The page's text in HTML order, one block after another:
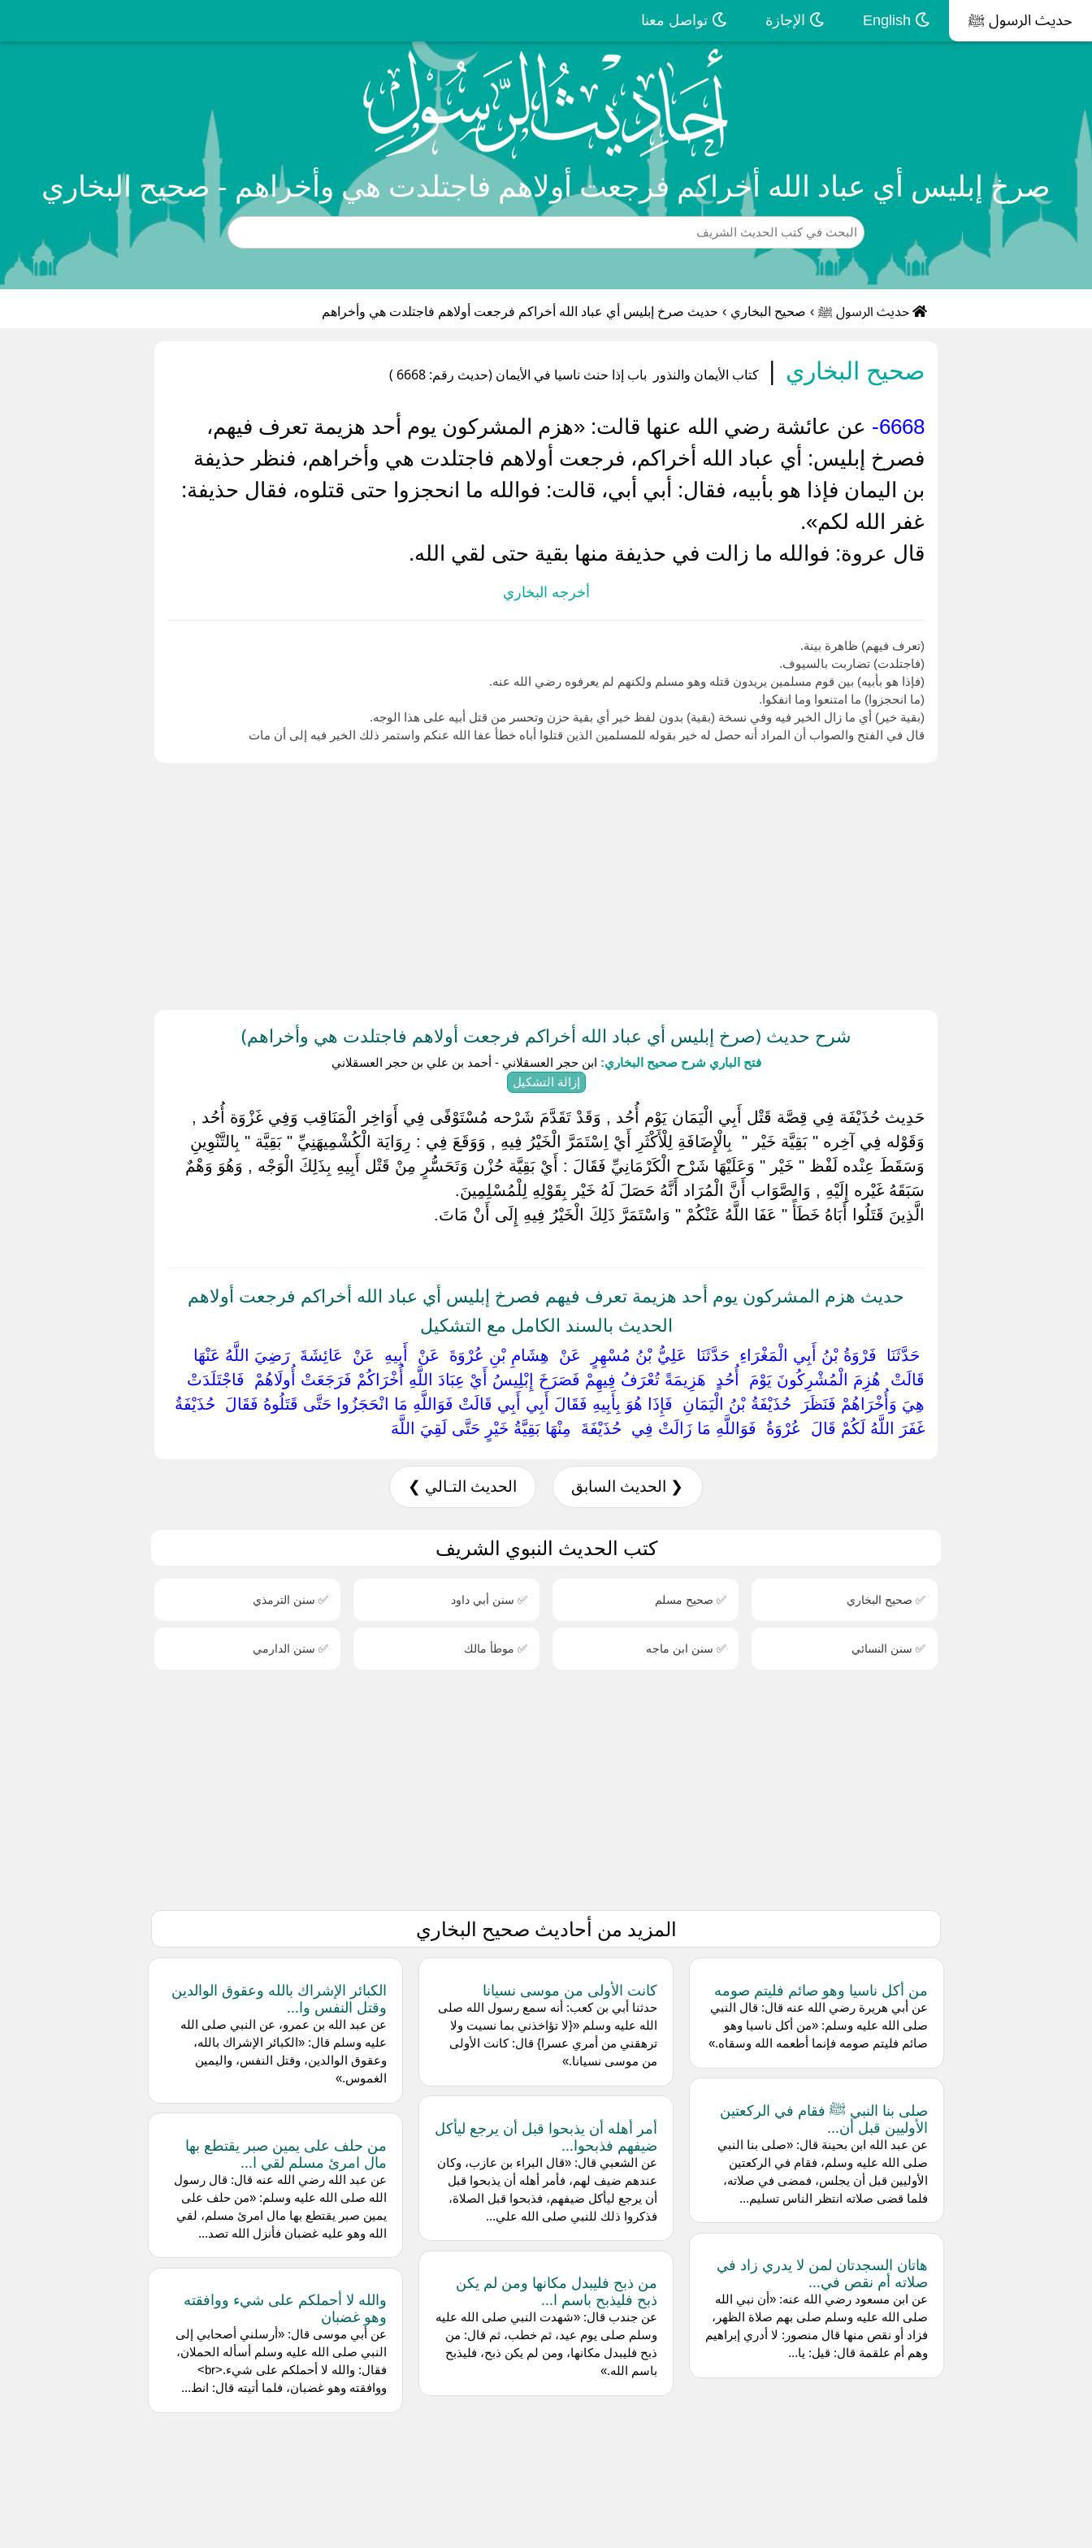
حديث الرسول ﷺ الإجازة تواصل معنا
صرخ إبليس أي عباد الله أخراكم فرجعت أولاهم فاجتلدت هي وأخراهم - صحيح البخاري
حديث الرسول ﷺ › صحيح البخاري › حديث صرخ إبليس أي عباد الله أخراكم فرجعت أولاهم فاجتلدت هي وأخراهم
صحيح البخاري | كتاب الأيمان والنذور باب إذا حنث ناسيا في الأيمان (حديث رقم: 6668 )
6668-
عن ‌عائشة رضي الله عنها قالت: «هزم المشركون يوم أحد هزيمة تعرف فيهم،
فصرخ إبليس: أي عباد الله أخراكم، فرجعت أولاهم فاجتلدت هي وأخراهم، فنظر حذيفة
بن اليمان فإذا هو بأبيه، فقال: أبي أبي، قالت: فوالله ما انحجزوا حتى قتلوه، فقال حذيفة:
غفر الله لكم».
قال عروة: فوالله ما زالت في حذيفة منها بقية حتى لقي الله.
أخرجه البخاري
(تعرف فيهم) ظاهرة بينة.
(فاجتلدت) تضاربت بالسيوف.
(فإذا هو بأبيه) بين قوم مسلمين يريدون قتله وهو مسلم ولكنهم لم يعرفوه رضي الله عنه.
(ما انحجزوا) ما امتنعوا وما انفكوا.
(بقية خير) أي ما زال الخير فيه وفي نسخة (بقية) بدون لفظ خير أي بقية حزن وتحسر من قتل أبيه على هذا الوجه.
قال في الفتح والصواب أن المراد أنه حصل له خير بقوله للمسلمين الذين قتلوا أباه خطأ عفا الله عنكم واستمر ذلك الخير فيه إلى أن مات
شرح حديث (صرخ إبليس أي عباد الله أخراكم فرجعت أولاهم فاجتلدت هي وأخراهم)
فتح الباري شرح صحيح البخاري: ابن حجر العسقلاني - أحمد بن علي بن حجر العسقلاني
إزالة التشكيل
حَدِيث حُذَيْفَة فِي قِصَّة قَتْل أَبِي الْيَمَان يَوْم أُحُد , وَقَدْ تَقَدَّمَ شَرْحه مُسْتَوْفًى فِي أَوَاخِر الْمَنَاقِب وَفِي غَزْوَة أُحُد , ‏
‏وَقَوْله فِي آخِره " بَقِيَّة خَيْر " ‏ ‏بِالْإِضَافَةِ لِلْأَكْثَرِ أَيْ اِسْتَمَرَّ الْخَيْرُ فِيهِ , وَوَقَعَ فِي : رِوَايَة الْكُشْمِيهَنِيِّ " بَقِيَّة " بِالتَّنْوِينِ
وَسَقَطَ عِنْده لَفْظ " خَيْر " وَعَلَيْهَا شَرْح الْكَرْمَانِيِّ فَقَالَ : أَيْ بَقِيَّة حُزْن وَتَحَسُّرٍ مِنْ قَتْل أَبِيهِ بِذَلِكَ الْوَجْه , وَهُوَ وَهْمٌ
سَبَقَهُ غَيْره إِلَيْهِ , وَالصَّوَاب أَنَّ الْمُرَاد أَنَّهُ حَصَلَ لَهُ خَيْر بِقَوْلِهِ لِلْمُسْلِمِينَ.
الَّذِينَ قَتَلُوا أَبَاهُ خَطَأً " عَفَا اللَّهُ عَنْكُمْ " وَاسْتَمَرَّ ذَلِكَ الْخَيْرُ فِيهِ إِلَى أَنْ مَاتَ.
حديث هزم المشركون يوم أحد هزيمة تعرف فيهم فصرخ إبليس أي عباد الله أخراكم فرجعت أولاهم
الحديث بالسند الكامل مع التشكيل
‏ ‏حَدَّثَنَا ‏ ‏فَرْوَةُ بْنُ أَبِي الْمَغْرَاءِ ‏ ‏حَدَّثَنَا ‏ ‏عَلِيُّ بْنُ مُسْهِرٍ ‏ ‏عَنْ ‏ ‏هِشَامِ بْنِ عُرْوَةَ ‏ ‏عَنْ ‏ ‏أَبِيهِ ‏ ‏عَنْ ‏ ‏عَائِشَةَ ‏ ‏رَضِيَ اللَّهُ عَنْهَا ‏
‏قَالَتْ ‏ ‏هُزِمَ الْمُشْرِكُونَ يَوْمَ ‏ ‏أُحُدٍ ‏ ‏هَزِيمَةً تُعْرَفُ فِيهِمْ فَصَرَخَ إِبْلِيسُ أَيْ عِبَادَ اللَّهِ أُخْرَاكُمْ فَرَجَعَتْ أُولَاهُمْ ‏ ‏فَاجْتَلَدَتْ ‏
‏هِيَ وَأُخْرَاهُمْ فَنَظَرَ ‏ ‏حُذَيْفَةُ بْنُ الْيَمَانِ ‏ ‏فَإِذَا هُوَ بِأَبِيهِ فَقَالَ أَبِي أَبِي قَالَتْ فَوَاللَّهِ مَا انْحَجَزُوا حَتَّى قَتَلُوهُ فَقَالَ ‏ ‏حُذَيْفَةُ ‏
‏غَفَرَ اللَّهُ لَكُمْ قَالَ ‏ ‏عُرْوَةُ ‏ ‏فَوَاللَّهِ مَا زَالَتْ فِي ‏ ‏حُذَيْفَةَ ‏ ‏مِنْهَا بَقِيَّةُ خَيْرٍ حَتَّى لَقِيَ اللَّهَ ‏
❮ الحديث السابق الحديث التـالي ❯
كتب الحديث النبوي الشريف
✅ صحيح البخاري ✅ صحيح مسلم ✅ سنن أبي داود ✅ سنن الترمذي
✅ سنن النسائي ✅ سنن ابن ماجه ✅ موطأ مالك ✅ سنن الدارمي
المزيد من أحاديث صحيح البخاري
من أكل ناسيا وهو صائم فليتم صومه
عن ‌أبي هريرة رضي الله عنه قال: قال النبي
صلى الله عليه وسلم: «من أكل ناسيا وهو
صائم فليتم صومه فإنما أطعمه الله وسقاه.»
صلى بنا النبي ﷺ فقام في الركعتين
الأوليين قبل أن...
عن ‌عبد الله ابن بحينة قال: «صلى بنا النبي
صلى الله عليه وسلم، فقام في الركعتين
الأوليين قبل أن يجلس، فمضى في صلاته،
فلما قضى صلاته انتظر الناس تسليم...
هاتان السجدتان لمن لا يدري زاد في
صلاته أم نقص في...
عن ‌ابن مسعود رضي الله عنه: «أن نبي الله
صلى الله عليه وسلم صلى بهم صلاة الظهر،
فزاد أو نقص منها قال منصور: لا أدري إبراهيم
وهم أم علقمة قال: قيل: يا...
كانت الأولى من موسى نسيانا
حدثنا ‌أبي بن كعب: أنه سمع رسول الله صلى
الله عليه وسلم «{لا تؤاخذني بما نسيت ولا
ترهقني من أمري عسرا} قال: كانت الأولى
من موسى نسيانا.»
أمر أهله أن يذبحوا قبل أن يرجع ليأكل
ضيفهم فذبحوا...
عن ‌الشعبي قال: «قال البراء بن عازب، وكان
عندهم ضيف لهم، فأمر أهله أن يذبحوا قبل
أن يرجع ليأكل ضيفهم، فذبحوا قبل الصلاة،
فذكروا ذلك للنبي صلى الله علي...
من ذبح فليبدل مكانها ومن لم يكن
ذبح فليذبح باسم ا...
عن جندب قال: «شهدت النبي صلى الله عليه
وسلم صلى يوم عيد، ثم خطب، ثم قال: من
ذبح فليبدل مكانها، ومن لم يكن ذبح، فليذبح
باسم الله.»
الكبائر الإشراك بالله وعقوق الوالدين
وقتل النفس وا...
عن ‌عبد الله بن عمرو، عن النبي صلى الله
عليه وسلم قال: «الكبائر الإشراك بالله،
وعقوق الوالدين، وقتل النفس، واليمين
الغموس.»
من حلف على يمين صبر يقتطع بها
مال امرئ مسلم لقي ا...
عن ‌عبد الله رضي الله عنه قال: قال رسول
الله صلى الله عليه وسلم: «من حلف على
يمين صبر يقتطع بها مال امرئ مسلم، لقي
الله وهو عليه غضبان فأنزل الله تصد...
والله لا أحملكم على شيء ووافقته
وهو غضبان
عن ‌أبي موسى قال: «أرسلني أصحابي إلى
النبي صلى الله عليه وسلم أسأله الحملان،
فقال: والله لا أحملكم على شيء.<br>
ووافقته وهو غضبان، فلما أتيته قال: انط...